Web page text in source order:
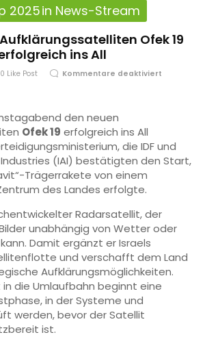
2025in News-Stream
Ofek 19
ins All
0 Like Post Kommentare deaktiviert
den neuen
Ofek 19 erfolgreich ins All
die IDF und
(IAI) bestätigten den Start,
Trägerrakete von einem
des Landes erfolgte.
Radarsatellit, der
unabhängig von Wetter oder
Damit ergänzt er Israels
und verschafft dem Land
Aufklärungsmöglichkeiten.
die Umlaufbahn beginnt eine
in der Systeme und
werden, bevor der Satellit
ist.